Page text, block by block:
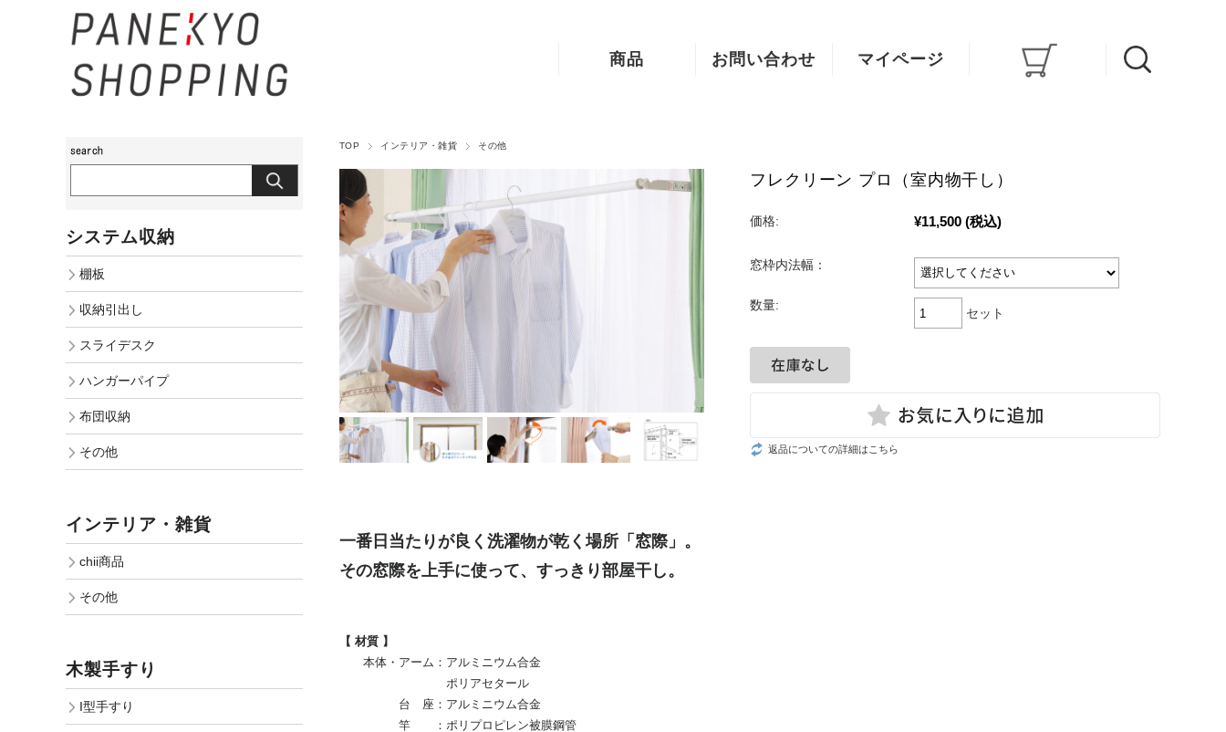
商品
木製手すり
お問い合わせ マイページ
TOP インテリア・雑貨 その他
フレクリーン プロ（室内物干し）
価格: ¥11,500 (税込)
窓枠内法幅：
数量:
セット
返品についての詳細はこちら
一番日当たりが良く洗濯物が乾く場所「窓際」。
その窓際を上手に使って、すっきり部屋干し。
【 材質 】
本体・アーム：アルミニウム合金
ポリアセタール
台 座：アルミニウム合金
竿 ：ポリプロピレン被膜鋼管
システム収納
棚板
収納引出し
スライデスク
ハンガーパイプ
布団収納
その他
インテリア・雑貨
chii商品
その他
木製手すり
I型手すり